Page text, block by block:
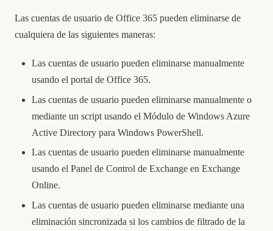
Las cuentas de usuario de Office 365 pueden eliminarse de
cualquiera de las siguientes maneras:
Las cuentas de usuario pueden eliminarse manualmente
usando el portal de Office 365.
Las cuentas de usuario pueden eliminarse manualmente o
mediante un script usando el Módulo de Windows Azure
Active Directory para Windows PowerShell.
Las cuentas de usuario pueden eliminarse manualmente
usando el Panel de Control de Exchange en Exchange
Online.
Las cuentas de usuario pueden eliminarse mediante una
eliminación sincronizada si los cambios de filtrado de la